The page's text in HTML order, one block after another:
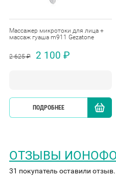
Массажер микротоки для лица +
массаж гуаша m911 Gezatone
2 625 ₽ 2 100 ₽
ПОДРОБНЕЕ
ОТЗЫВЫ
31 покупатель оставили отзыв.